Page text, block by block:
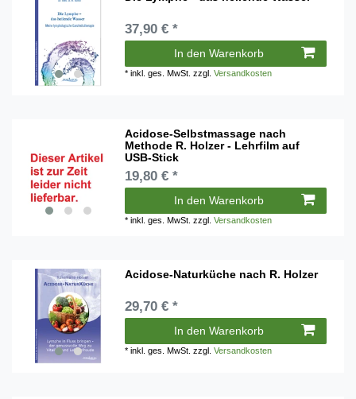
37,90 € *
In den Warenkorb
*inkl. ges. MwSt. zzgl.Versandkosten
Acidose-Selbstmassage nach
Methode R. Holzer - Lehrfilm auf
USB-Stick
19,80 € *
In den Warenkorb
*inkl. ges. MwSt. zzgl.Versandkosten
Acidose-Naturküche nach R. Holzer
29,70 € *
In den Warenkorb
*inkl. ges. MwSt. zzgl.Versandkosten